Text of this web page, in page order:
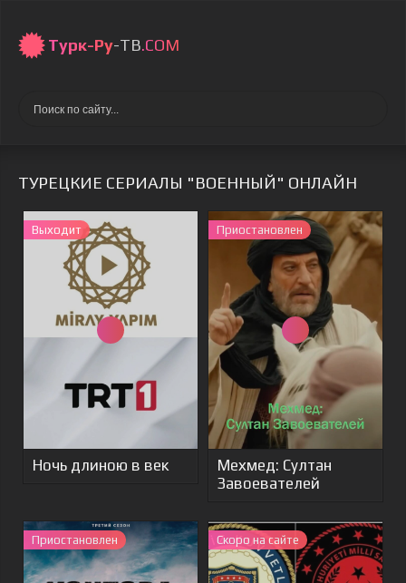
Турк-Ру-ТВ.COM
ТУРЕЦКИЕ СЕРИАЛЫ "ВОЕННЫЙ" ОНЛАЙН
Выходит
Ночь длиною в век
Приостановлен
Мехмед: Султан
Завоевателей
Приостановлен Скоро на сайте